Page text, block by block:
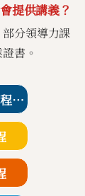
提供講義？
分領導力課
書。
哈佛企管公開課程課表